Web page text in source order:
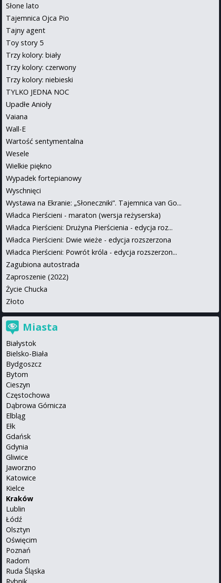
Słone lato
Tajemnica Ojca Pio
Tajny agent
Toy story 5
Trzy kolory: biały
Trzy kolory: czerwony
Trzy kolory: niebieski
TYLKO JEDNA NOC
Upadłe Anioły
Vaiana
Wall-E
Wartość sentymentalna
Wesele
Wielkie piękno
Wypadek fortepianowy
Wyschnięci
Wystawa na Ekranie: „Słoneczniki”. Tajemnica van Go...
Władca Pierścieni - maraton (wersja reżyserska)
Władca Pierścieni: Drużyna Pierścienia - edycja roz...
Władca Pierścieni: Dwie wieże - edycja rozszerzona
Władca Pierścieni: Powrót króla - edycja rozszerzon...
Zagubiona autostrada
Zaproszenie (2022)
Życie Chucka
Złoto
Miasta
Białystok
Bielsko-Biała
Bydgoszcz
Bytom
Cieszyn
Częstochowa
Dąbrowa Górnicza
Elbląg
Ełk
Gdańsk
Gdynia
Gliwice
Jaworzno
Katowice
Kielce
Kraków
Lublin
Łódź
Olsztyn
Oświęcim
Poznań
Radom
Ruda Śląska
Rybnik